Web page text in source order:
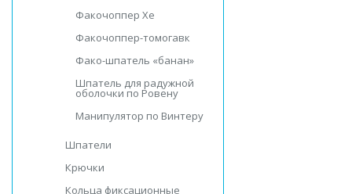
Факочоппер Хе
Факочоппер-томогавк
Фако-шпатель «банан»
Шпатель для радужной
оболочки по Ровену
Манипулятор по Винтеру
Шпатели
Крючки
Кольца фиксационные